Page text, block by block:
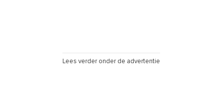
Lees verder onder de advertentie